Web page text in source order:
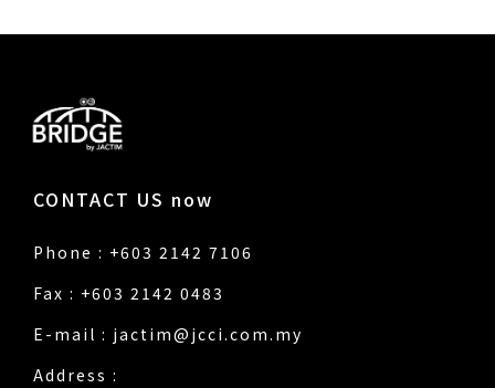
CONTACT US now
Phone : +603 2142 7106
Fax : +603 2142 0483
E-mail : jactim@jcci.com.my
Address :